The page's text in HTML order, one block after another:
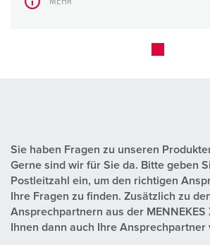
Sie haben Fragen zu unseren
Gerne sind wir für Sie da. Bitte geben
Postleitzahl ein, um den richtigen
Ihre Fragen zu finden. Zusätzlich zu
Ansprechpartnern aus der
Ihnen dann auch Ihre